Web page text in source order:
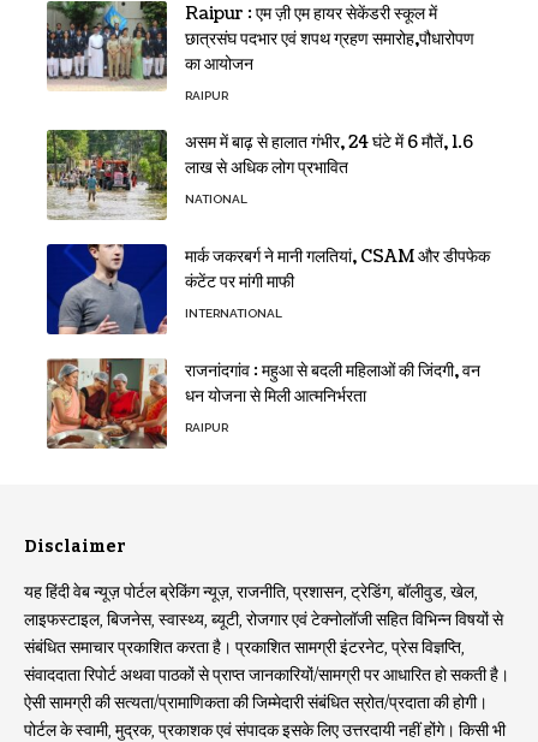
Raipur : एम ज़ी एम हायर सेकेंडरी स्कूल में
छात्रसंघ पदभार एवं शपथ ग्रहण समारोह,पौधारोपण
का आयोजन
RAIPUR
असम में बाढ़ से हालात गंभीर, 24 घंटे में 6 मौतें, 1.6
लाख से अधिक लोग प्रभावित
NATIONAL
मार्क जकरबर्ग ने मानी गलतियां, CSAM और डीपफेक
कंटेंट पर मांगी माफी
INTERNATIONAL
राजनांदगांव : महुआ से बदली महिलाओं की जिंदगी, वन
धन योजना से मिली आत्मनिर्भरता
RAIPUR
Disclaimer
यह हिंदी वेब न्यूज़ पोर्टल ब्रेकिंग न्यूज़, राजनीति, प्रशासन, ट्रेडिंग, बॉलीवुड, खेल,
लाइफस्टाइल, बिजनेस, स्वास्थ्य, ब्यूटी, रोजगार एवं टेक्नोलॉजी सहित विभिन्न विषयों से
संबंधित समाचार प्रकाशित करता है। प्रकाशित सामग्री इंटरनेट, प्रेस विज्ञप्ति,
संवाददाता रिपोर्ट अथवा पाठकों से प्राप्त जानकारियों/सामग्री पर आधारित हो सकती है।
ऐसी सामग्री की सत्यता/प्रामाणिकता की जिम्मेदारी संबंधित स्रोत/प्रदाता की होगी।
पोर्टल के स्वामी, मुद्रक, प्रकाशक एवं संपादक इसके लिए उत्तरदायी नहीं होंगे। किसी भी